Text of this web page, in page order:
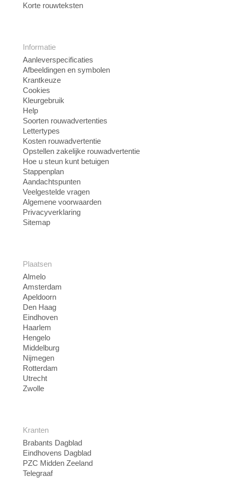
Korte rouwteksten
Informatie
Aanleverspecificaties
Afbeeldingen en symbolen
Krantkeuze
Cookies
Kleurgebruik
Help
Soorten rouwadvertenties
Lettertypes
Kosten rouwadvertentie
Opstellen zakelijke rouwadvertentie
Hoe u steun kunt betuigen
Stappenplan
Aandachtspunten
Veelgestelde vragen
Algemene voorwaarden
Privacyverklaring
Sitemap
Plaatsen
Almelo
Amsterdam
Apeldoorn
Den Haag
Eindhoven
Haarlem
Hengelo
Middelburg
Nijmegen
Rotterdam
Utrecht
Zwolle
Kranten
Brabants Dagblad
Eindhovens Dagblad
PZC Midden Zeeland
Telegraaf